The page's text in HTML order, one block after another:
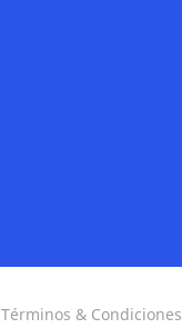
Términos & Condiciones